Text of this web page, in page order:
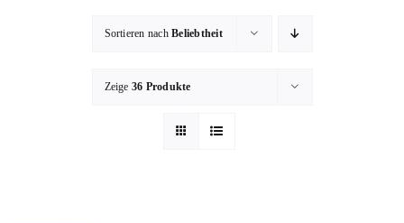
Sortieren nachBeliebtheit
Zeige 36 Produkte